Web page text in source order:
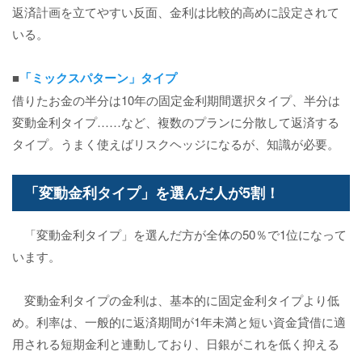
返済計画を立てやすい反面、金利は比較的高めに設定されて
いる。
■ 「ミックスパターン」タイプ
借りたお金の半分は10年の固定金利期間選択タイプ、半分は
変動金利タイプ……など、複数のプランに分散して返済する
タイプ。うまく使えばリスクヘッジになるが、知識が必要。
「変動金利タイプ」を選んだ人が5割！
「変動金利タイプ」を選んだ方が全体の50％で1位になって
います。
変動金利タイプの金利は、基本的に固定金利タイプより低
め。利率は、一般的に返済期間が1年未満と短い資金貸借に適
用される短期金利と連動しており、日銀がこれを低く抑える